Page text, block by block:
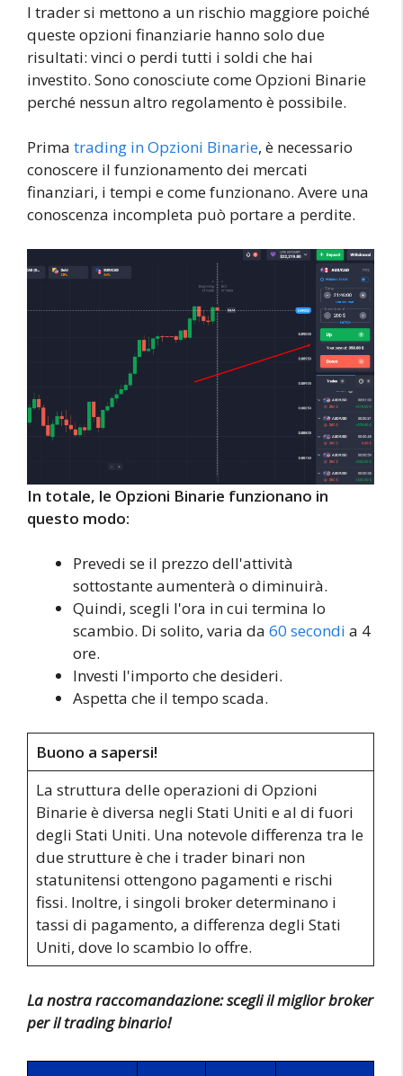
I trader si mettono a un rischio maggiore poiché
queste opzioni finanziarie hanno solo due
risultati: vinci o perdi tutti i soldi che hai
investito. Sono conosciute come Opzioni Binarie
perché nessun altro regolamento è possibile.
Prima trading in Opzioni Binarie, è necessario
conoscere il funzionamento dei mercati
finanziari, i tempi e come funzionano. Avere una
conoscenza incompleta può portare a perdite.
In totale, le Opzioni Binarie funzionano in
questo modo:
Prevedi se il prezzo dell'attività
sottostante aumenterà o diminuirà.
Quindi, scegli l'ora in cui termina lo
scambio. Di solito, varia da 60 secondi a 4
ore.
Investi l'importo che desideri.
Aspetta che il tempo scada.
Buono a sapersi!
La struttura delle operazioni di Opzioni
Binarie è diversa negli Stati Uniti e al di fuori
degli Stati Uniti. Una notevole differenza tra le
due strutture è che i trader binari non
statunitensi ottengono pagamenti e rischi
fissi. Inoltre, i singoli broker determinano i
tassi di pagamento, a differenza degli Stati
Uniti, dove lo scambio lo offre.
La nostra raccomandazione: scegli il miglior broker
per il trading binario!